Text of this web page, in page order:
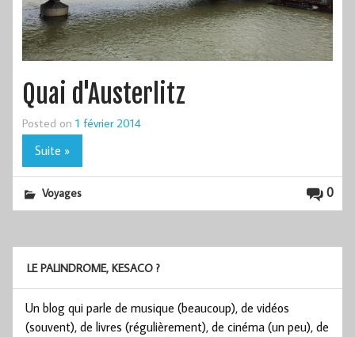
Quai d'Austerlitz
Posted on 1 février 2014
Suite »
0
Voyages
LE PALINDROME, KESACO ?
Un blog qui parle de musique (beaucoup), de vidéos
(souvent), de livres (régulièrement), de cinéma (un peu), de